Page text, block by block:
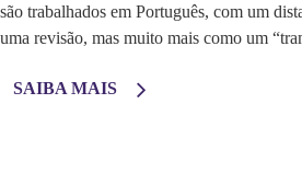
são trabalhados em Português, com um
uma revisão, mas muito mais como um
SAIBA MAIS